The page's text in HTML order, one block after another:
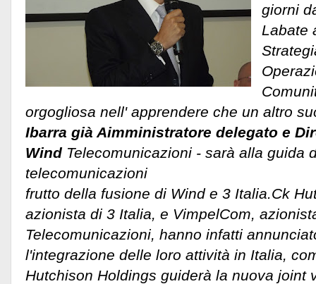
giorni
Labate
orgogliosa nell' apprendere che un altro
Ibarra già Aimministratore delegato e
Wind Telecomunicazioni - sarà alla guida
telecomunicazioni
frutto della fusione di Wind e 3 Italia.Ck
azionista di 3 Italia, e VimpelCom,
Telecomunicazioni, hanno infatti
l'integrazione delle loro attività in Italia,
Hutchison Holdings guiderà la nuova joint